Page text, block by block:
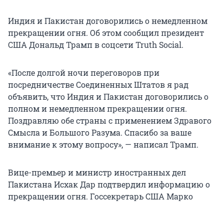
Индия и Пакистан договорились о немедленном
прекращении огня. Об этом сообщил президент
США Дональд Трамп в соцсети Truth Social.
«После долгой ночи переговоров при
посредничестве Соединенных Штатов я рад
объявить, что Индия и Пакистан договорились о
полном и немедленном прекращении огня.
Поздравляю обе страны с применением Здравого
Смысла и Большого Разума. Спасибо за ваше
внимание к этому вопросу», — написал Трамп.
Вице-премьер и министр иностранных дел
Пакистана Исхак Дар подтвердил информацию о
прекращении огня. Госсекретарь США Марко